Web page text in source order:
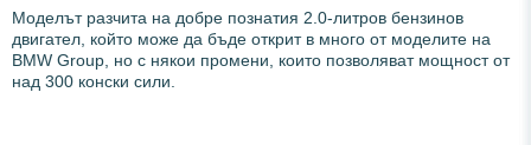
Моделът разчита на добре познатия 2.0-литров бензинов
двигател, който може да бъде открит в много от моделите на
BMW Group, но с някои промени, които позволяват мощност от
над 300 конски сили.